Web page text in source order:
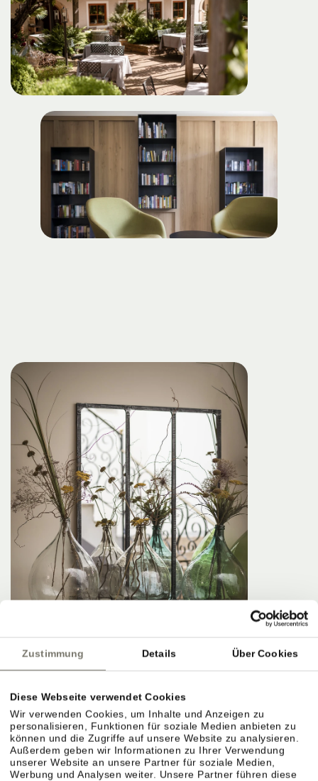
Zustimmung Details Über Cookies
Diese Webseite verwendet Cookies
Wir verwenden Cookies, um Inhalte und Anzeigen zu
personalisieren, Funktionen für soziale Medien anbieten zu
können und die Zugriffe auf unsere Website zu analysieren.
Außerdem geben wir Informationen zu Ihrer Verwendung
unserer Website an unsere Partner für soziale Medien,
Werbung und Analysen weiter. Unsere Partner führen diese